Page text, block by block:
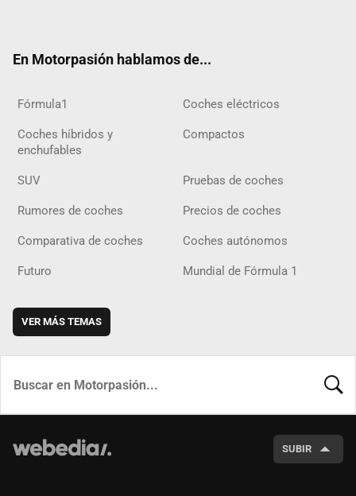
En Motorpasión hablamos de...
Fórmula1 Coches eléctricos
Coches híbridos y
enchufables
Compactos
SUV Pruebas de coches
Rumores de coches Precios de coches
Comparativa de coches Coches autónomos
Futuro Mundial de Fórmula 1
VER MÁS TEMAS
SUBIR